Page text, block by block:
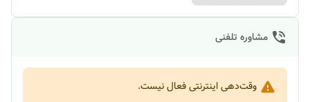
مشاوره تلفنی
وقت‌دهی اینترنتی فعال نیست.